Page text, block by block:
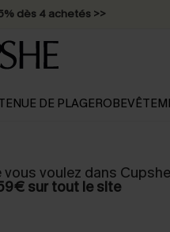
dès 4 achetés >>
DE PLAGEROBE
voulez dans
sur tout le site